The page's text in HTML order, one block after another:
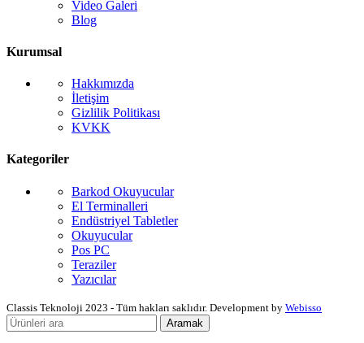
Video Galeri
Blog
Kurumsal
Hakkımızda
İletişim
Gizlilik Politikası
KVKK
Kategoriler
Barkod Okuyucular
El Terminalleri
Endüstriyel Tabletler
Okuyucular
Pos PC
Teraziler
Yazıcılar
Classis Teknoloji 2023 - Tüm hakları saklıdır. Development by Webisso
Aramak